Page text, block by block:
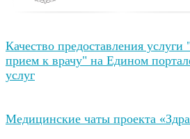
Качество предоставления
прием к врачу" на Едином
услуг
Медицинские чаты проекта